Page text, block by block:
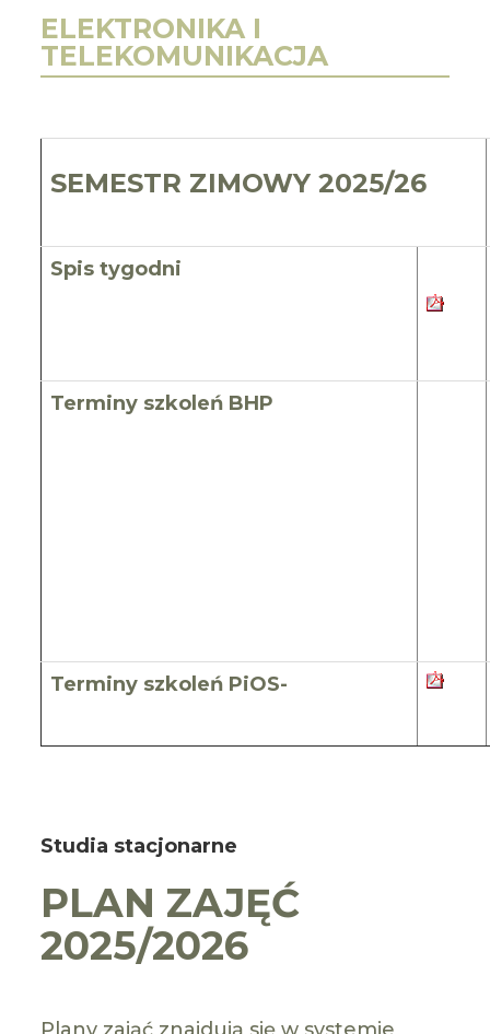
ELEKTRONIKA I
TELEKOMUNIKACJA
SEMESTR ZIMOWY 2025/26
Spis tygodni
Terminy szkoleń BHP
Terminy szkoleń PiOS-
Studia stacjonarne
PLAN ZAJĘĆ
2025/2026